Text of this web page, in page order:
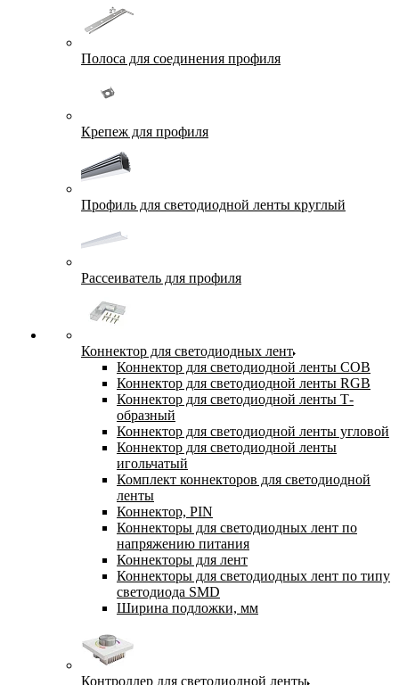
Полоса для соединения профиля
Крепеж для профиля
Профиль для светодиодной ленты круглый
Рассеиватель для профиля
Коннектор для светодиодных лент
Коннектор для светодиодной ленты COB
Коннектор для светодиодной ленты RGB
Коннектор для светодиодной ленты Т-
образный
Коннектор для светодиодной ленты угловой
Коннектор для светодиодной ленты
игольчатый
Комплект коннекторов для светодиодной
ленты
Коннектор, PIN
Коннекторы для светодиодных лент по
напряжению питания
Коннекторы для лент
Коннекторы для светодиодных лент по типу
светодиода SMD
Ширина подложки, мм
Контроллер для светодиодной ленты